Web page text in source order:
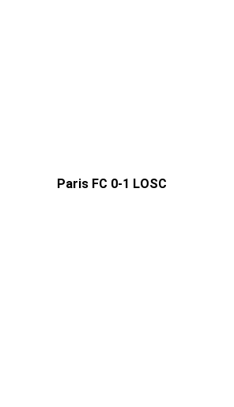
Paris FC 0-1 LOSC